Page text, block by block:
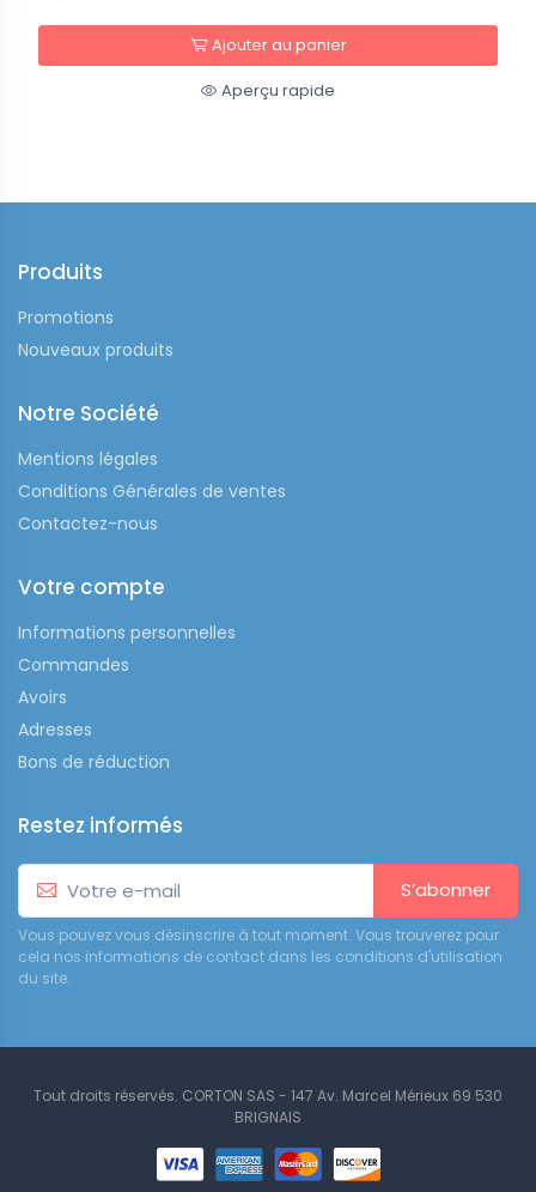
Ajouter au panier
Aperçu rapide
Produits
Promotions
Nouveaux produits
Notre Société
Mentions légales
Conditions Générales de ventes
Contactez-nous
Votre compte
Informations personnelles
Commandes
Avoirs
Adresses
Bons de réduction
Restez informés
S’abonner
Vous pouvez vous désinscrire à tout moment. Vous trouverez pour
cela nos informations de contact dans les conditions d'utilisation
du site.
Tout droits réservés. CORTON SAS - 147 Av. Marcel Mérieux 69 530
BRIGNAIS